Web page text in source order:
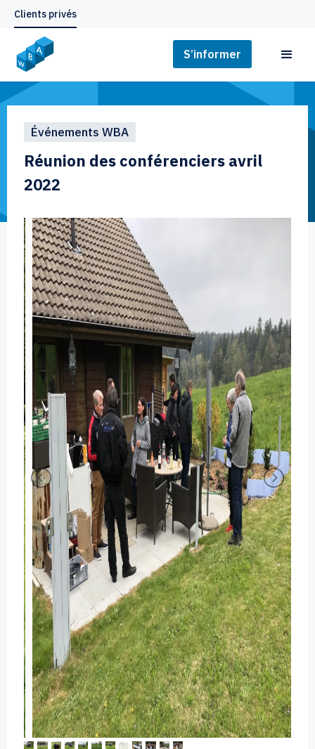
Clients privés
S’informer
Événements WBA
Réunion des conférenciers avril
2022